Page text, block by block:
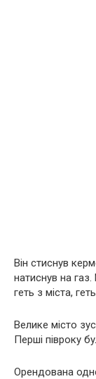
Він стиснув
натиснув на
геть з міста,
Велике місто
Перші півроку
Орендована